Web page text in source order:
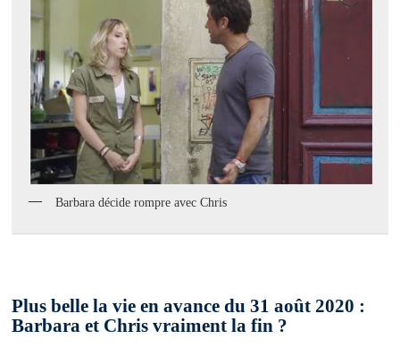
Barbara décide rompre avec Chris
Plus belle la vie en avance du 31 août 2020 :
Barbara et Chris vraiment la fin ?